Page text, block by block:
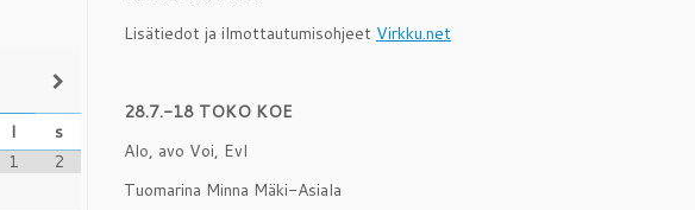
l
s
1
2
Lisätiedot ja ilmottautumisohjeet Virkku.net
28.7.-18 TOKO KOE
Alo, avo Voi, Evl
Tuomarina Minna Mäki-Asiala